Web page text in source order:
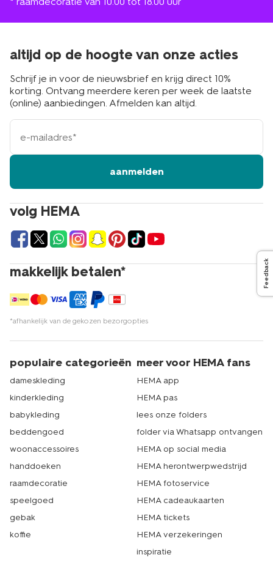
volg HEMA
makkelijk betalen*
*afhankelijk van de gekozen bezorgopties
altijd op de hoogte van onze acties
Schrijf je in voor de nieuwsbrief en krijg direct 10%
korting. Ontvang meerdere keren per week de laatste
(online) aanbiedingen. Afmelden kan altijd.
e-
mailadres
aanmelden
populaire categorieën
dameskleding
kinderkleding
babykleding
beddengoed
woonaccessoires
handdoeken
raamdecoratie
speelgoed
gebak
koffie
meer voor HEMA fans
HEMA app
HEMA pas
lees onze folders
folder via Whatsapp ontvangen
HEMA op social media
HEMA herontwerpwedstrijd
HEMA fotoservice
HEMA cadeaukaarten
HEMA tickets
HEMA verzekeringen
inspiratie
Feedback